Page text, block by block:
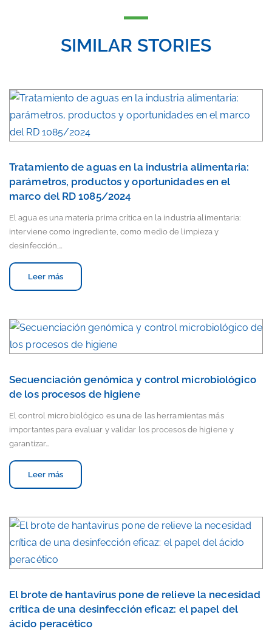
SIMILAR STORIES
Tratamiento de aguas en la industria alimentaria:
parámetros, productos y oportunidades en el
marco del RD 1085/2024
El agua es una materia prima crítica en la industria alimentaria:
interviene como ingrediente, como medio de limpieza y
desinfección,…
Leer más
Secuenciación genómica y control microbiológico
de los procesos de higiene
El control microbiológico es una de las herramientas más
importantes para evaluar y validar los procesos de higiene y
garantizar…
Leer más
El brote de hantavirus pone de relieve la necesidad
crítica de una desinfección eficaz: el papel del
ácido peracético